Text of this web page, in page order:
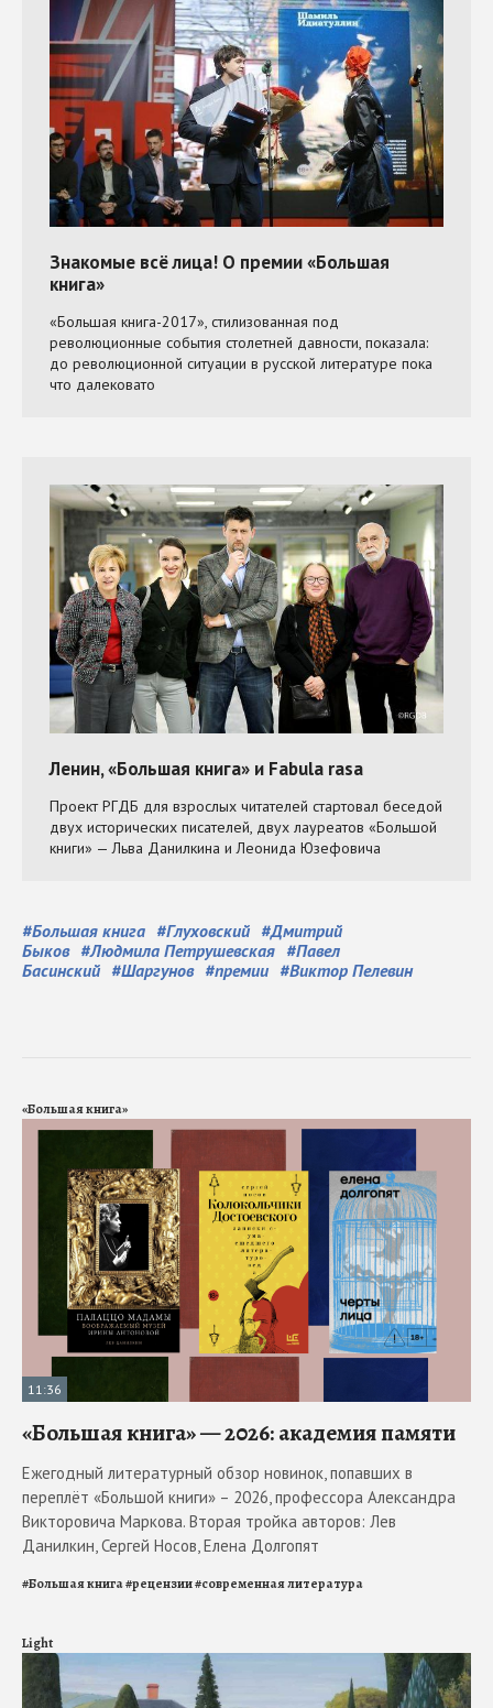
#Большая книга #Глуховский #Дмитрий
Быков #Людмила Петрушевская #Павел
Басинский #Шаргунов #премии #Виктор Пелевин
«Большая книга»
11:36
«Большая книга» — 2026: академия памяти
Ежегодный литературный обзор новинок, попавших в
переплёт «Большой книги» – 2026, профессора Александра
Викторовича Маркова. Вторая тройка авторов: Лев
Данилкин, Сергей Носов, Елена Долгопят
#Большая книга#рецензии#современная литература
Light